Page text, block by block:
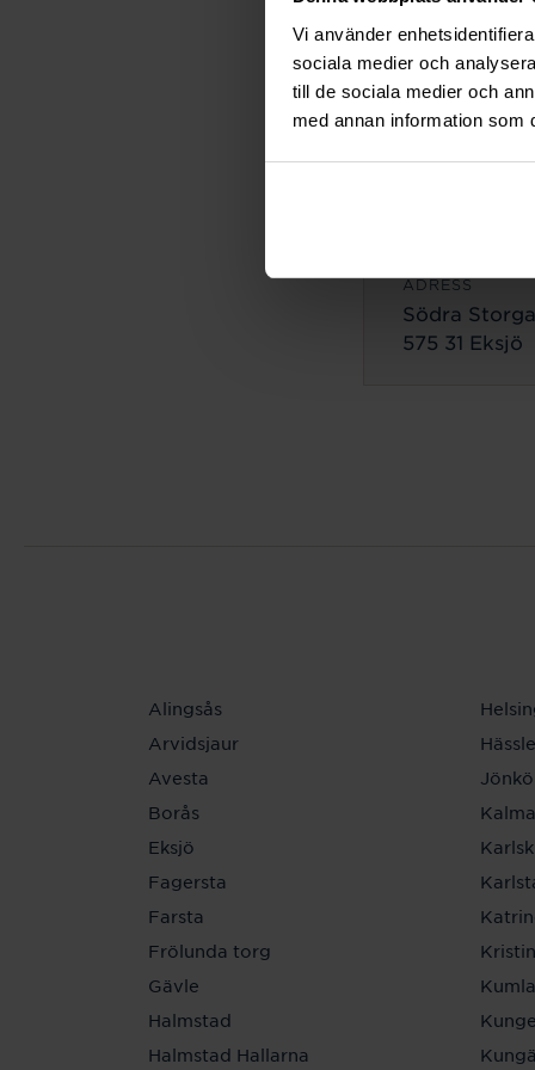
Vi använder
sociala medier och
till de sociala medier och
med annan information som
Lilla
503 35 Borås
ADRESS
Södra
575 31 Eksjö
Alingsås
Arvidsjaur
Avesta
Borås
Eksjö
Fagersta
Farsta
Frölunda torg
Gävle
Halmstad
Halmstad Hallarna
Kumla